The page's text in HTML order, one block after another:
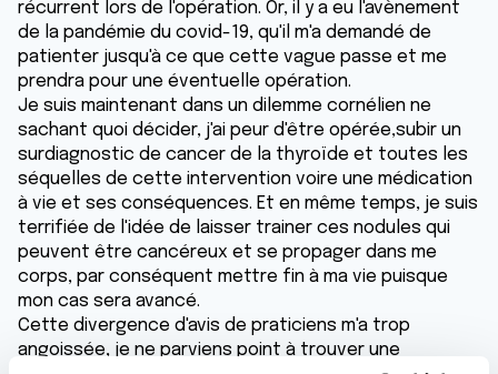
récurrent lors de l'opération. Or, il y a eu l'avènement
de la pandémie du covid-19, qu'il m'a demandé de
patienter jusqu'à ce que cette vague passe et me
prendra pour une éventuelle opération.
Je suis maintenant dans un dilemme cornélien ne
sachant quoi décider, j'ai peur d'être opérée,subir un
surdiagnostic de cancer de la thyroïde et toutes les
séquelles de cette intervention voire une médication
à vie et ses conséquences. Et en même temps, je suis
terrifiée de l'idée de laisser trainer ces nodules qui
peuvent être cancéreux et se propager dans me
corps, par conséquent mettre fin à ma vie puisque
mon cas sera avancé.
Cette divergence d'avis de praticiens m'a trop
angoissée, je ne parviens point à trouver une